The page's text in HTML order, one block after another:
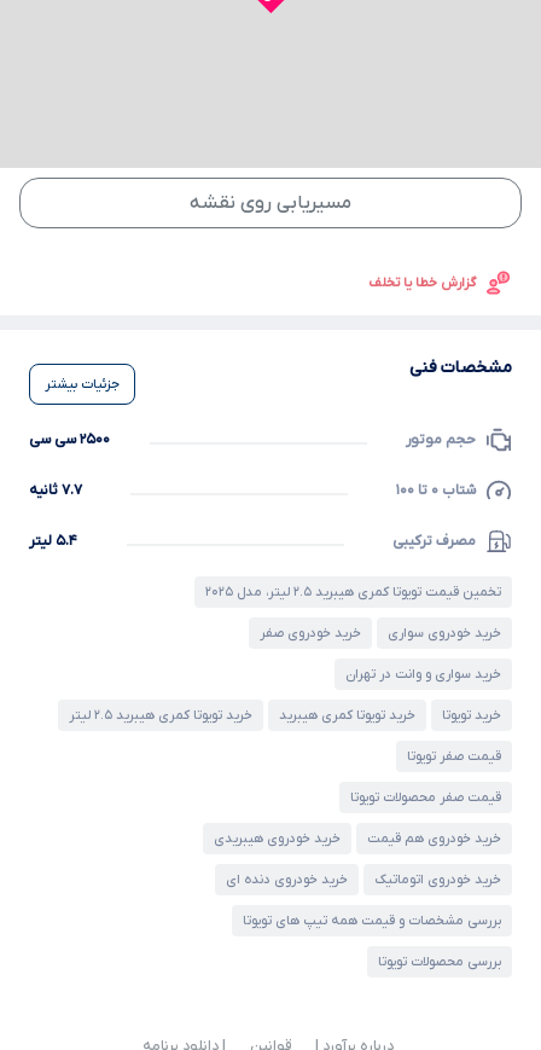
مسیریابی روی نقشه
گزارش خطا یا تخلف
مشخصات فنی
جزئیات بیشتر
حجم موتور ۲۵۰۰ سی سی
شتاب ۰ تا ۱۰۰ ۷.۷ ثانیه
مصرف ترکیبی ۵.۴ لیتر
تخمین قیمت تویوتا کمری هیبرید ۲.۵ لیتر، مدل ۲۰۲۵
خرید خودروی سواری خرید خودروی صفر
خرید سواری و وانت در تهران
خرید تویوتا خرید تویوتا کمری هیبرید خرید تویوتا کمری هیبرید ۲.۵ لیتر
قیمت صفر تویوتا
قیمت صفر محصولات تویوتا
خرید خودروی هم قیمت خرید خودروی هیبریدی
خرید خودروی اتوماتیک خرید خودروی دنده ای
بررسی مشخصات و قیمت همه تیپ های تویوتا
بررسی محصولات تویوتا